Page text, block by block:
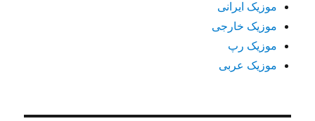
موزیک ایرانی
موزیک خارجی
موزیک رپ
موزیک عربی